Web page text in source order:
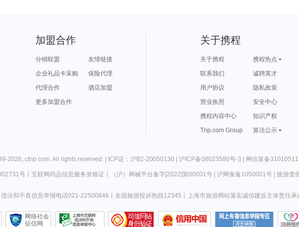
加盟合作
分销联盟
友情链接
企业礼品卡采购
保险代理
代理合作
酒店加盟
更多加盟合作
关于携程
关于携程
携程热点
联系我们
诚聘英才
用户协议
隐私政策
营业执照
安全中心
携程内容中心
知识产权
Trip.com Group
算法公示
2026, ctrip.com. All rights reserved. | ICP证：沪B2-20050130 | 沪ICP备08023580号-3 | 网信算备
号丨 互联网药品信息服务资格证 （沪）网械平台备字[2022]第00001号| 沪网食备1050001号| 旅游度
违法和不良信息举报电话021-22500846 全国旅游投诉热线12345 上海市旅游网站落实诚信建设主体责任承
网络社会
征信网